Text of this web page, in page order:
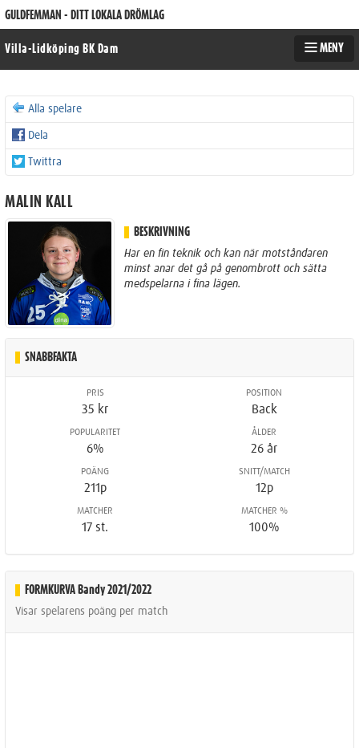
GULDFEMMAN - DITT LOKALA DRÖMLAG
Villa-Lidköping BK Dam MENY
Alla spelare
Dela
Twittra
MALIN KALL
BESKRIVNING
Har en fin teknik och kan när motståndaren
minst anar det gå på genombrott och sätta
medspelarna i fina lägen.
SNABBFAKTA
PRIS
35 kr
POPULARITET
6%
POÄNG
211p
MATCHER
17 st.
POSITION
Back
ÅLDER
26 år
SNITT/MATCH
12p
MATCHER %
100%
FORMKURVA Bandy 2021/2022
Visar spelarens poäng per match